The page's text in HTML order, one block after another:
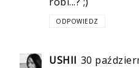
ODPOWIEDZ
USHII 30